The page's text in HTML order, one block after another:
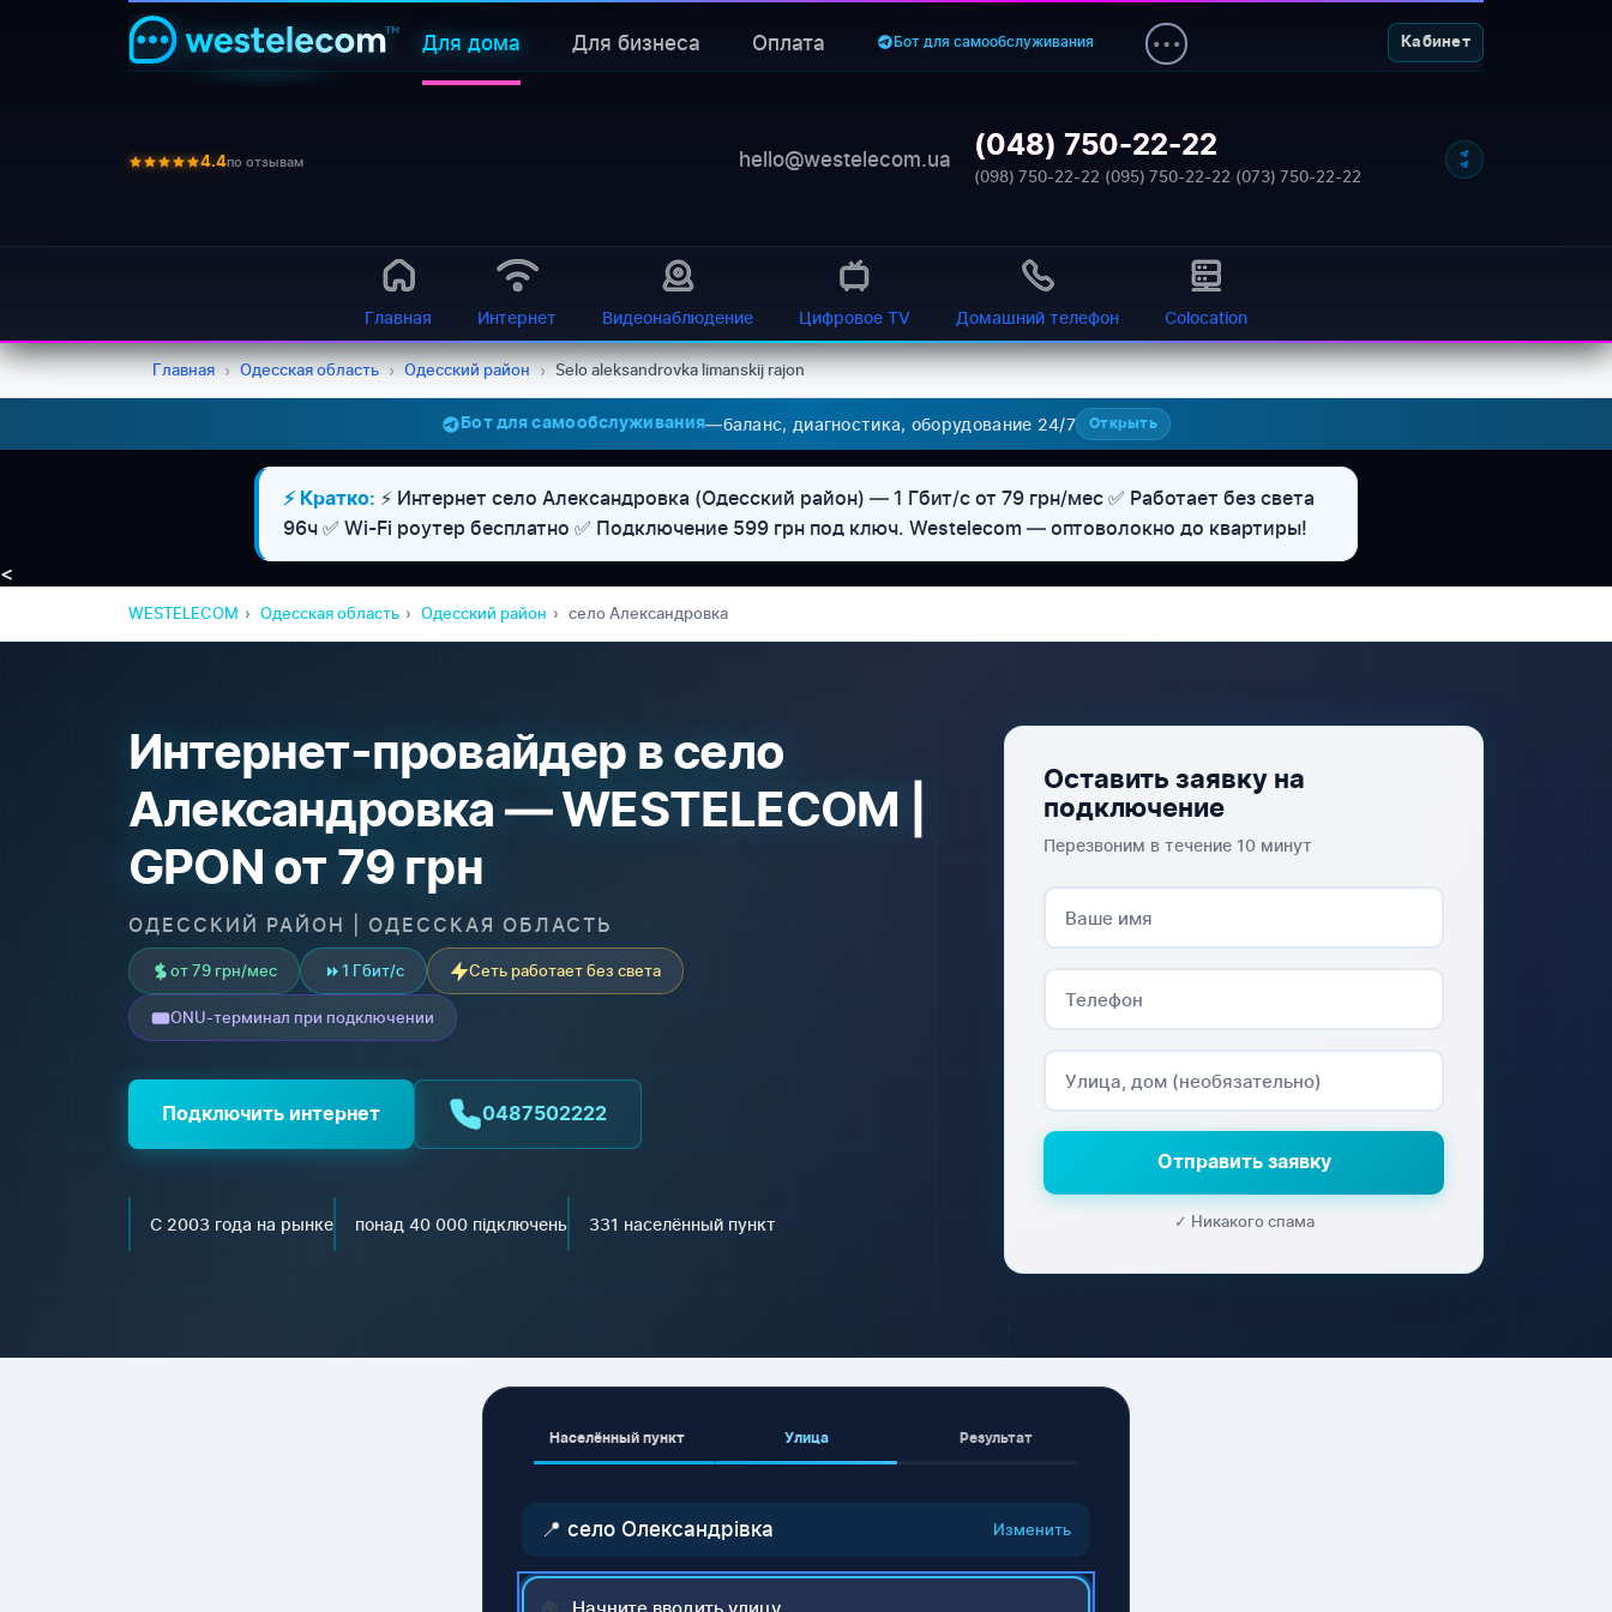
Для дома Для бизнеса Оплата Бот для самообслуживания Кабинет
4.4по отзывам hello@westelecom.ua (048) 750-22-22
(098) 750-22-22·(095) 750-22-22·(073) 750-22-22
Главная Интернет Видеонаблюдение Цифровое TV Домашний телефон Colocation
Главная › Одесская область › Одесский район › Selo aleksandrovka limanskij rajon
Бот для самообслуживания—баланс, диагностика, оборудование 24/7 Открыть
⚡ Кратко: ⚡ Интернет село Александровка (Одесский район) — 1 Гбит/с от 79 грн/мес ✅ Работает без света
96ч ✅ Wi-Fi роутер бесплатно ✅ Подключение 599 грн под ключ. Westelecom — оптоволокно до квартиры!
<
WESTELECOM Одесская область Одесский район село Александровка
Интернет-провайдер в село
Александровка — WESTELECOM |
GPON от 79 грн
ОДЕССКИЙ РАЙОН | ОДЕССКАЯ ОБЛАСТЬ
от 79 грн/мес 1 Гбит/с Сеть работает без света
ONU-терминал при подключении
Подключить интернет 0487502222
С 2003 года на рынке понад 40 000 підключень 331 населённый пункт
Оставить заявку на
подключение
Перезвоним в течение 10 минут
Отправить заявку
✓ Никакого спама
Населённый пункт Улица Результат
📍 село Олександрівка Изменить